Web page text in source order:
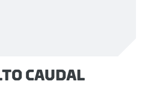
CAUDAL